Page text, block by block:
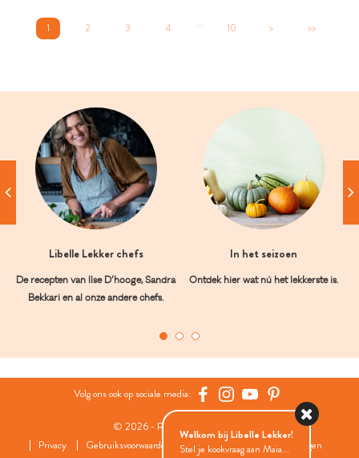
1 2 3 4 ... 10 > >>
Libelle Lekker chefs
De recepten van Ilse D’hooge, Sandra
Bekkari en al onze andere chefs.
In het seizoen
Ontdek hier wat nú het lekkerste is.
Volg ons ook op sociale media:
© 2026 - Roularta Media Group
Privacy
Gebruiksvoorwaarden Cookies Cookies instellingen
Welkom bij Libelle Lekker!
Stel je kookvraag aan Maia...